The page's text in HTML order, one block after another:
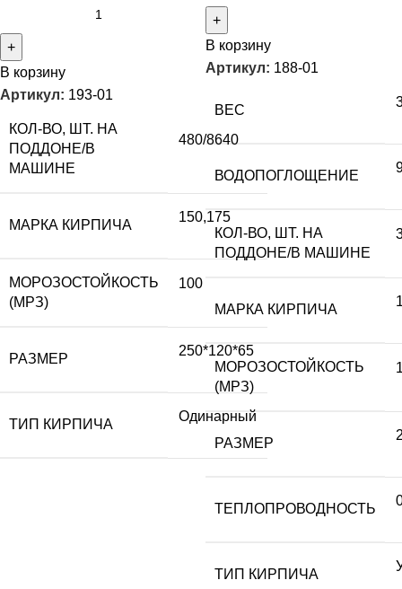
В корзину
Артикул: 193-01
КОЛ-ВО, ШТ. НА
ПОДДОНЕ/В
МАШИНЕ
480/8640
МАРКА КИРПИЧА
150,175
МОРОЗОСТОЙКОСТЬ
(МРЗ)
100
РАЗМЕР
250*120*65
ТИП КИРПИЧА
Одинарный
В корзину
Артикул: 188-01
ВЕС
ВОДОПОГЛОЩЕНИЕ
КОЛ-ВО, ШТ. НА
ПОДДОНЕ/В МАШИНЕ
МАРКА КИРПИЧА
МОРОЗОСТОЙКОСТЬ
(МРЗ)
РАЗМЕР
ТЕПЛОПРОВОДНОСТЬ
ТИП КИРПИЧА